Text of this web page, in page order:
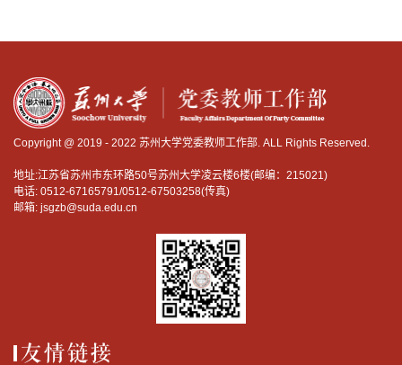
Copyright @ 2019 - 2022 苏州大学党委教师工作部. ALL Rights Reserved.
地址:江苏省苏州市东环路50号苏州大学凌云楼6楼(邮编：215021)
电话: 0512-67165791/0512-67503258(传真)
邮箱: jsgzb@suda.edu.cn